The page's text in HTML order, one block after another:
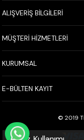
ALIŞVERİŞ BİLGİLERİ
MÜŞTERİ HİZMETLERİ
KURUMSAL
E-BÜLTEN KAYIT
© 2019